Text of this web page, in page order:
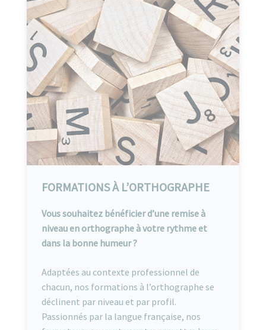
FORMATIONS À L’ORTHOGRAPHE
Vous souhaitez bénéficier d’une remise à
niveau en orthographe à votre rythme et
dans la bonne humeur ?
Adaptées au contexte professionnel de
chacun, nos formations à l’orthographe se
déclinent par niveau et par profil.
Passionnés par la langue française, nos